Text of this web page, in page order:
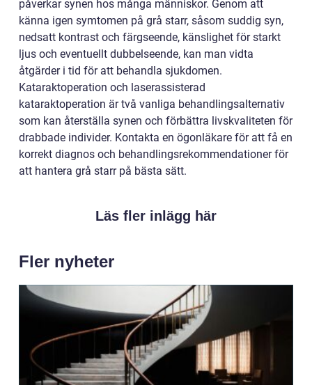
påverkar synen hos många människor. Genom att
känna igen symtomen på grå starr, såsom suddig syn,
nedsatt kontrast och färgseende, känslighet för starkt
ljus och eventuellt dubbelseende, kan man vidta
åtgärder i tid för att behandla sjukdomen.
Kataraktoperation och laserassisterad
kataraktoperation är två vanliga behandlingsalternativ
som kan återställa synen och förbättra livskvaliteten för
drabbade individer. Kontakta en ögonläkare för att få en
korrekt diagnos och behandlingsrekommendationer för
att hantera grå starr på bästa sätt.
Läs fler inlägg här
Fler nyheter